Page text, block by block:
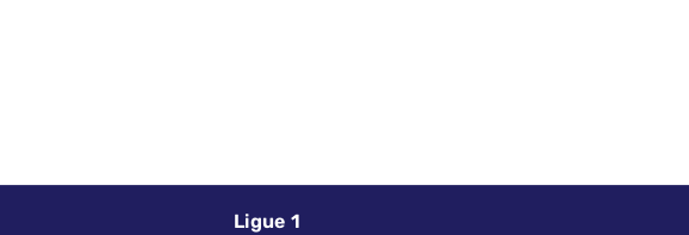
Ligue 1